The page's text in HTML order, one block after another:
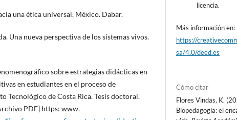
una ética universal. México. Dabar.
Una nueva perspectiva de los sistemas vivos.
sobre estrategias didácticas en
en estudiantes en el proceso de
Tecnológico de Costa Rica. Tesis doctoral.
PDF] https: www.
licencia.
Más información en:
https://
sa/4.0/deed.es
Cómo citar
Flores Vindas, K.
Biopedagogía: el